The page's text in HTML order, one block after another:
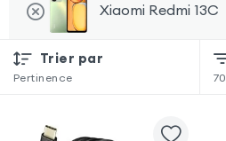
Xiaomi Redmi 13C
Trier par
Pertinence 70